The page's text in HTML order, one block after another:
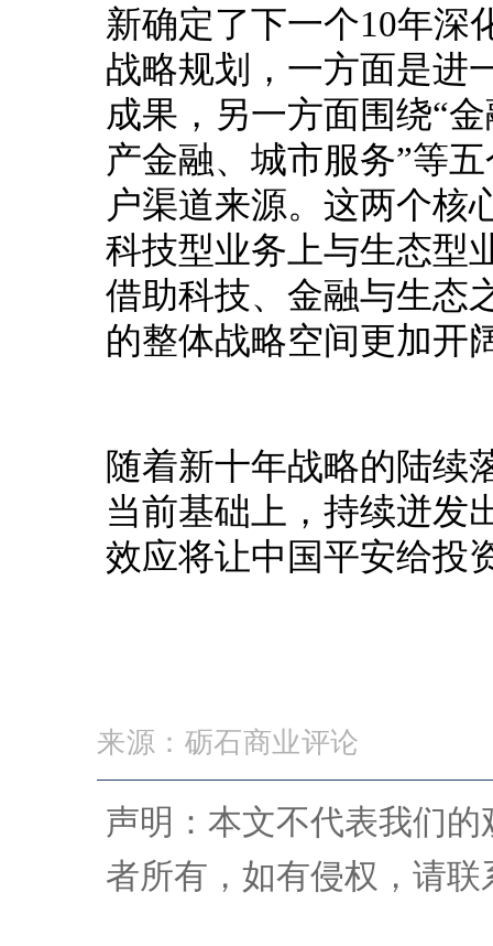
新确定了下一个10年深
战略规划，一方面是进
成果，另一方面围绕“
产金融、城市服务”等
户渠道来源。 这两个核
科技型业务上与生态型
借助科技、金融与生态
的整体战略空间更加开
随着新十年战略的陆续
当前基础上，持续迸发
效应将让中国平安给投
来源：砺石商业评论
声明：本文不代表我们
者所有，如有侵权，请